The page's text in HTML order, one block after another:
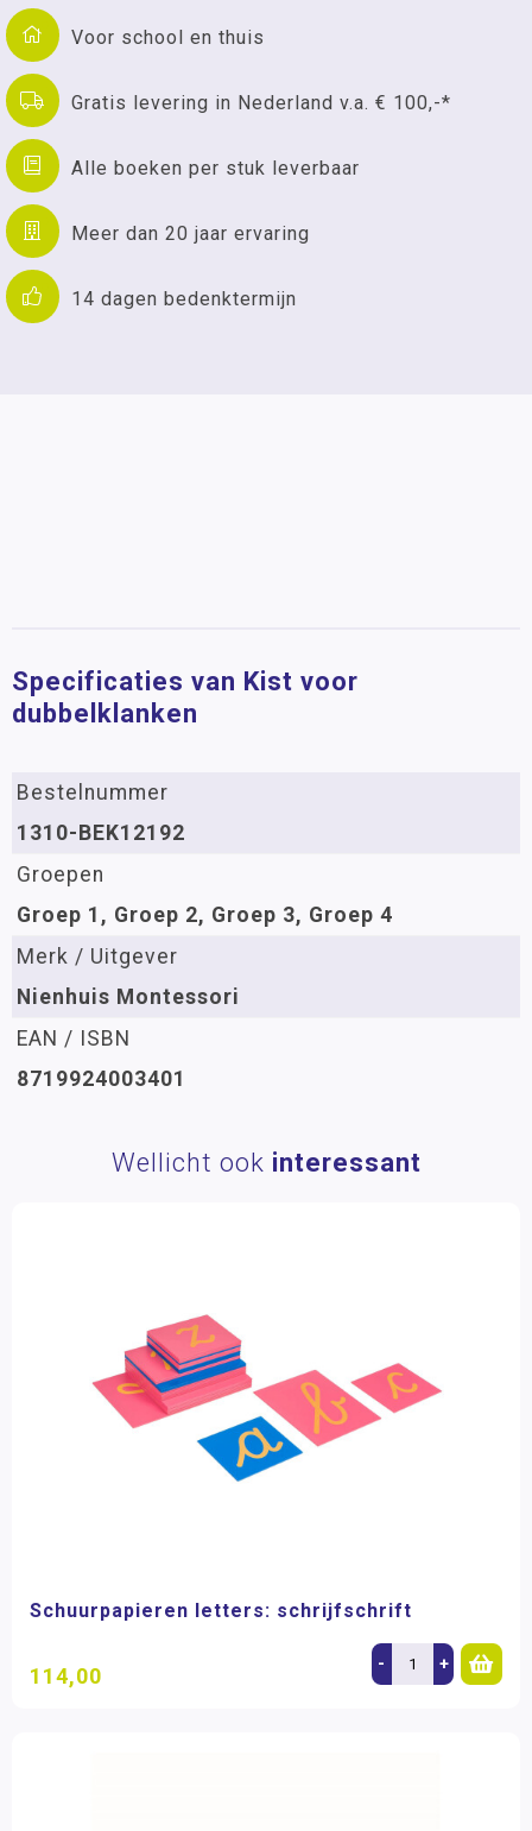
Voor school en thuis
Gratis levering in Nederland v.a. € 100,-*
Alle boeken per stuk leverbaar
Meer dan 20 jaar ervaring
14 dagen bedenktermijn
Specificaties van Kist voor
dubbelklanken
Bestelnummer
1310-BEK12192
Groepen
Groep 1, Groep 2, Groep 3, Groep 4
Merk / Uitgever
Nienhuis Montessori
EAN / ISBN
8719924003401
Wellicht ook interessant
Schuurpapieren letters: schrijfschrift
114,00 - +